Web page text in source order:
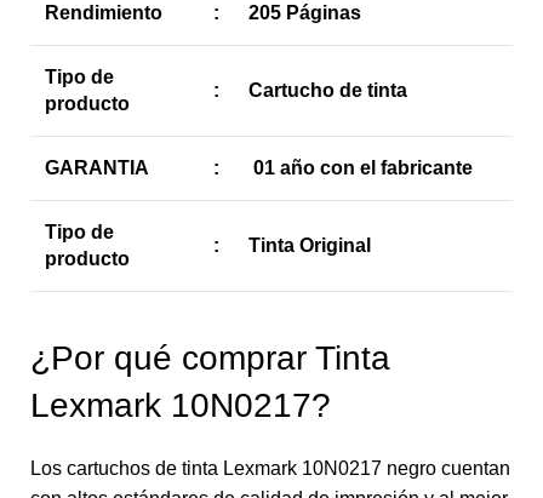
Rendimiento : 205 Páginas
Tipo de
producto
: Cartucho de tinta
GARANTIA : 01 año con el fabricante
Tipo de
producto
: Tinta Original
¿Por qué comprar Tinta
Lexmark 10N0217?
Los cartuchos de tinta Lexmark 10N0217 negro cuentan